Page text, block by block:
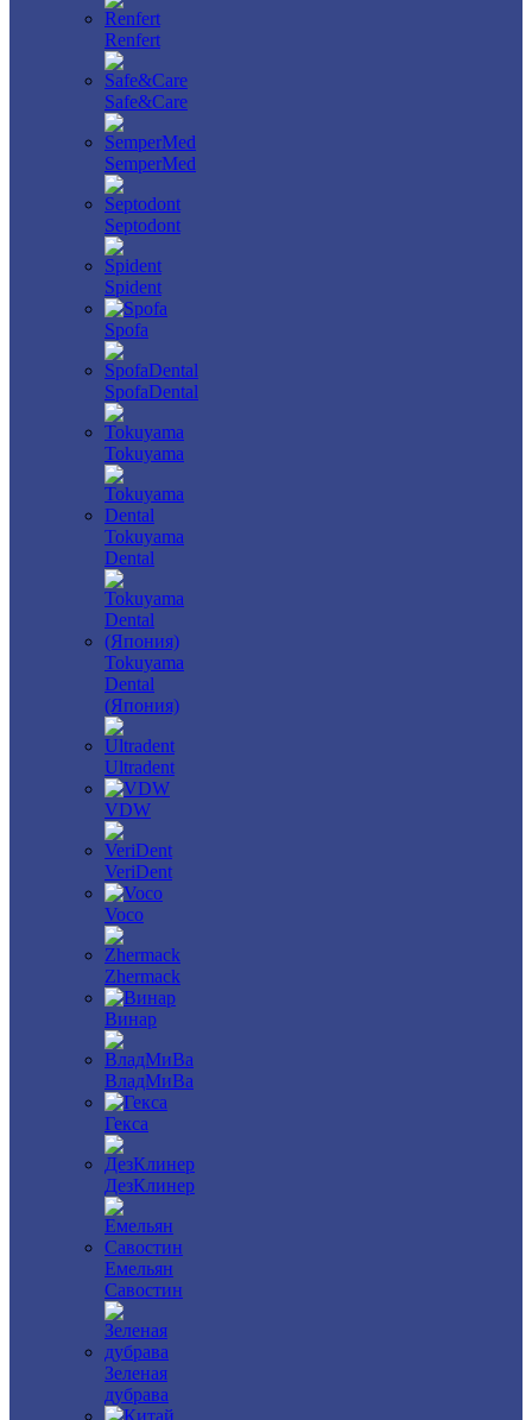
Renfert
Safe&Care
SemperMed
Septodont
Spident
Spofa
SpofaDental
Tokuyama
Tokuyama
Dental
Tokuyama
Dental
(Япония)
Ultradent
VDW
VeriDent
Voco
Zhermack
Винар
ВладМиВа
Гекса
ДезКлинер
Емельян
Савостин
Зеленая
дубрава